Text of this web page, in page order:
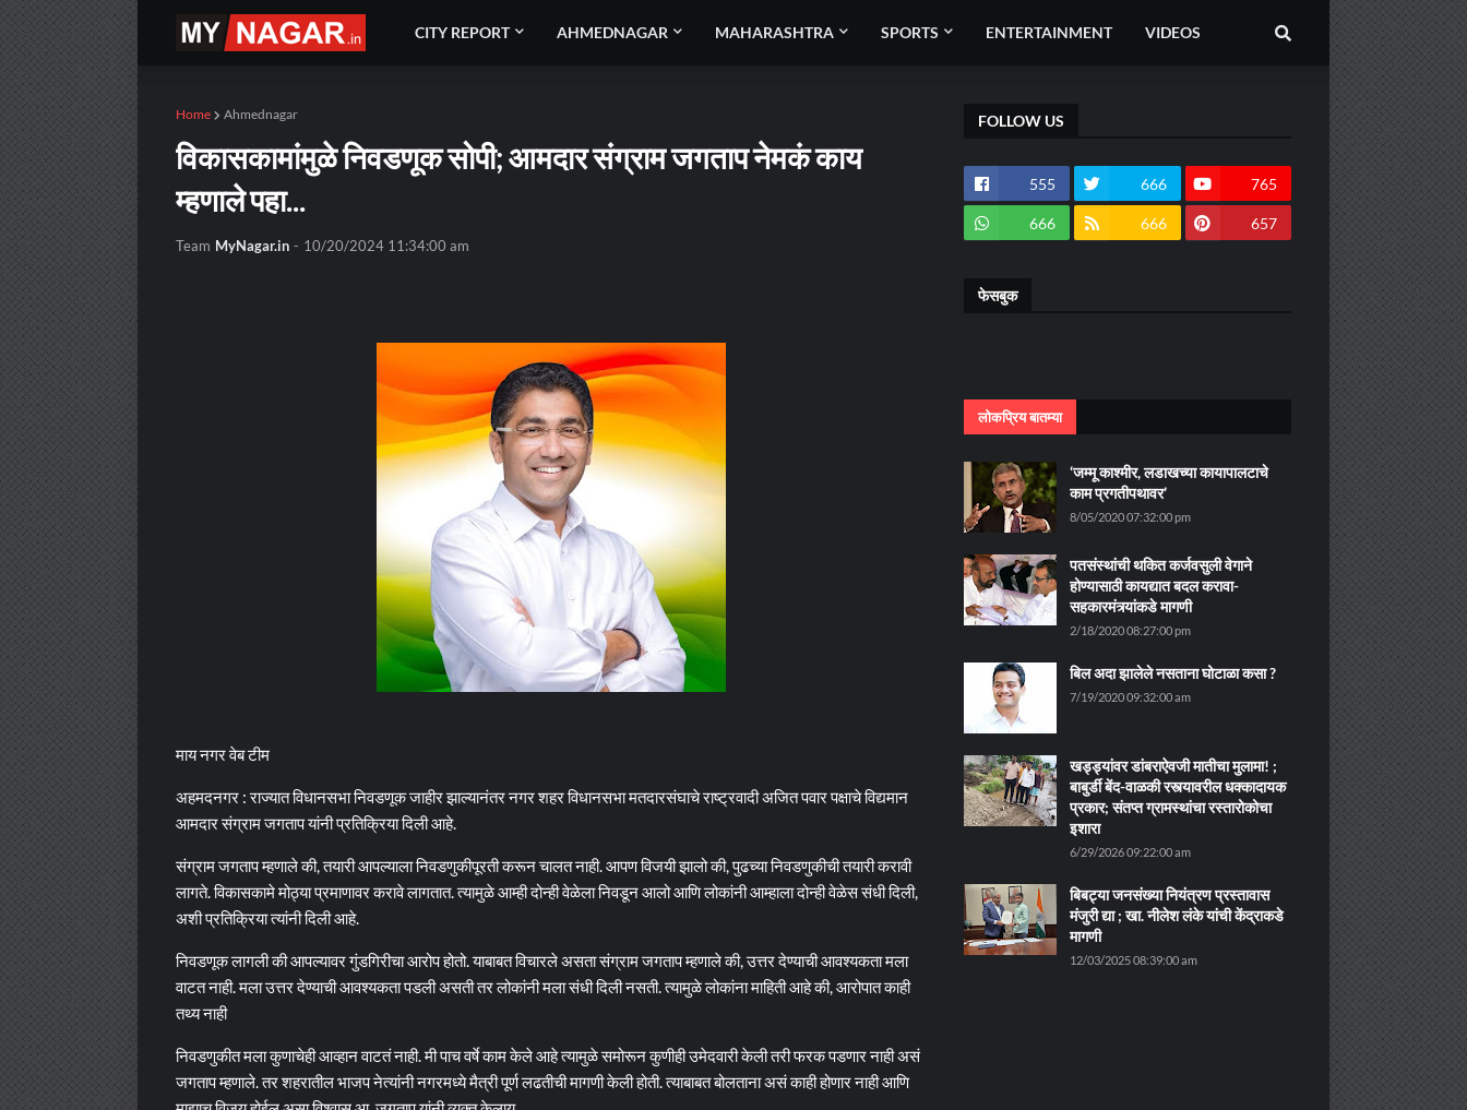
CITY REPORT AHMEDNAGAR MAHARASHTRA SPORTS ENTERTAINMENT VIDEOS
Home Ahmednagar
विकासकामांमुळे निवडणूक सोपी; आमदार संग्राम जगताप नेमकं काय
म्हणाले पहा...
Team MyNagar.in - 10/20/2024 11:34:00 am
माय नगर वेब टीम
अहमदनगर : राज्यात विधानसभा निवडणूक जाहीर झाल्यानंतर नगर शहर विधानसभा मतदारसंघाचे राष्ट्रवादी अजित पवार पक्षाचे विद्यमान
आमदार संग्राम जगताप यांनी प्रतिक्रिया दिली आहे.
संग्राम जगताप म्हणाले की, तयारी आपल्याला निवडणुकीपूरती करून चालत नाही. आपण विजयी झालो की, पुढच्या निवडणुकीची तयारी करावी
लागते. विकासकामे मोठ्या प्रमाणावर करावे लागतात. त्यामुळे आम्ही दोन्ही वेळेला निवडून आलो आणि लोकांनी आम्हाला दोन्ही वेळेस संधी दिली,
अशी प्रतिक्रिया त्यांनी दिली आहे.
निवडणूक लागली की आपल्यावर गुंडगिरीचा आरोप होतो. याबाबत विचारले असता संग्राम जगताप म्हणाले की, उत्तर देण्याची आवश्यकता मला
वाटत नाही. मला उत्तर देण्याची आवश्यकता पडली असती तर लोकांनी मला संधी दिली नसती. त्यामुळे लोकांना माहिती आहे की, आरोपात काही
तथ्य नाही
निवडणुकीत मला कुणाचेही आव्हान वाटतं नाही. मी पाच वर्षे काम केले आहे त्यामुळे समोरून कुणीही उमेदवारी केली तरी फरक पडणार नाही असं
जगताप म्हणाले. तर शहरातील भाजप नेत्यांनी नगरमध्ये मैत्री पूर्ण लढतीची मागणी केली होती. त्याबाबत बोलताना असं काही होणार नाही आणि
FOLLOW US
555 666 765
666 666 657
फेसबुक
लोकप्रिय बातम्या
‘जम्मू काश्मीर, लडाखच्या कायापालटाचे
काम प्रगतीपथावर’
8/05/2020 07:32:00 pm
पतसंस्थांची थकित कर्जवसुली वेगाने
होण्यासाठी कायद्यात बदल करावा-
सहकारमंत्र्यांकडे मागणी
2/18/2020 08:27:00 pm
बिल अदा झालेले नसताना घोटाळा कसा ?
7/19/2020 09:32:00 am
खड्ड्यांवर डांबराऐवजी मातीचा मुलामा! ;
बाबुर्डी बेंद-वाळकी रस्त्यावरील धक्कादायक
प्रकार; संतप्त ग्रामस्थांचा रस्तारोकोचा
इशारा
6/29/2026 09:22:00 am
बिबट्या जनसंख्या नियंत्रण प्रस्तावास
मंजुरी द्या ; खा. नीलेश लंके यांची केंद्राकडे
मागणी
12/03/2025 08:39:00 am